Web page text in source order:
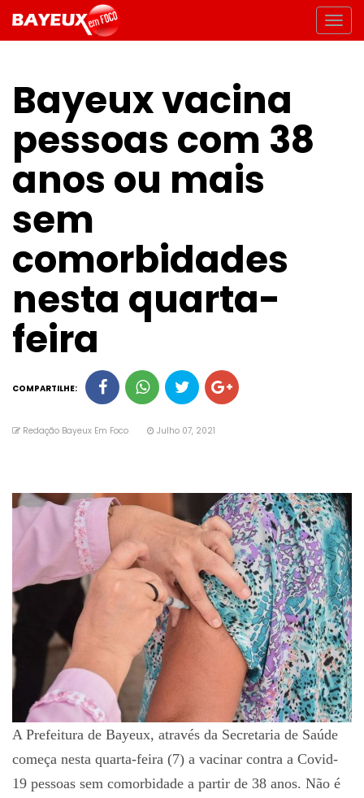
Bayeux vacina
pessoas com 38
anos ou mais
sem
comorbidades
nesta quarta-
feira
COMPARTILHE:
Redação Bayeux Em Foco Julho 07, 2021
A Prefeitura de Bayeux, através da Secretaria de Saúde
começa nesta quarta-feira (7) a vacinar contra a Covid-
19 pessoas sem comorbidade a partir de 38 anos. Não é